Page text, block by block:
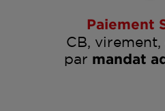
Paiement
CB,
par mandat